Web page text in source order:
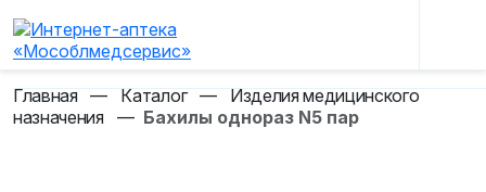
Главная — Каталог — Изделия медицинского
назначения
— Бахилы однораз N5 пар